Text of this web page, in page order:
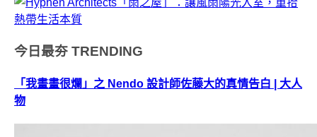
今日最夯 TRENDING
「我畫畫很爛」之 Nendo 設計師佐藤大的真情告白 | 大人
物